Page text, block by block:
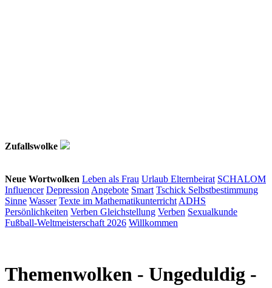
Zufallswolke
Neue Wortwolken Leben als Frau Urlaub Elternbeirat SCHALOM
Influencer Depression Angebote Smart Tschick Selbstbestimmung
Sinne Wasser Texte im Mathematikunterricht ADHS
Persönlichkeiten Verben Gleichstellung Verben Sexualkunde
Fußball-Weltmeisterschaft 2026 Willkommen
Themenwolken - Ungeduldig -